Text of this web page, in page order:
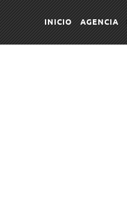
INICIO AGENCIA